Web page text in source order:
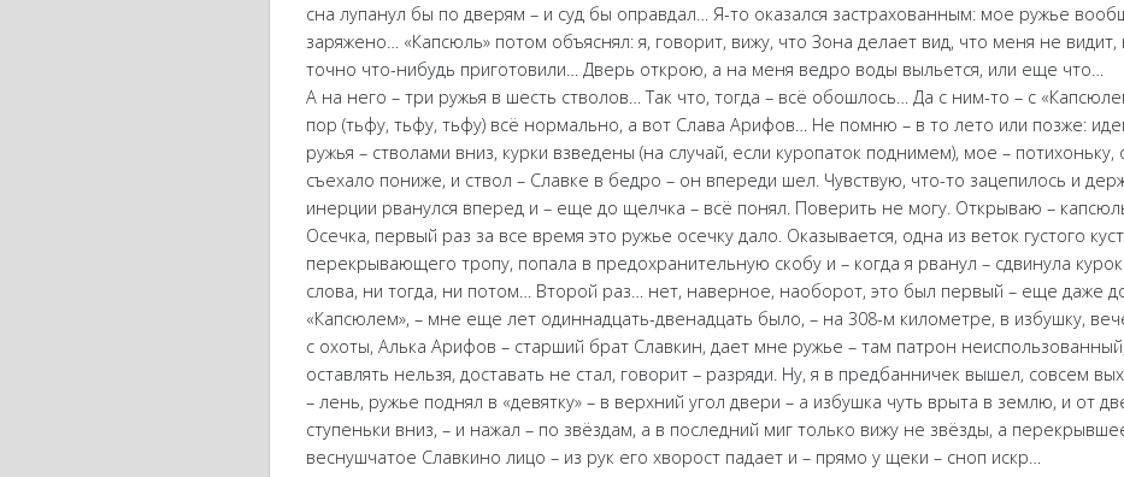
сна лупанул бы по дверям – и суд бы оправдал… Я-то оказался застрахованным: мое ружье
заряжено… «Капсюль» потом объяснял: я, говорит, вижу, что Зона делает вид, что меня не видит,
точно что-нибудь приготовили… Дверь открою, а на меня ведро воды выльется, или еще что…
А на него – три ружья в шесть стволов… Так что, тогда – всё обошлось… Да с ним-то – с
пор (тьфу, тьфу, тьфу) всё нормально, а вот Слава Арифов… Не помню – в то лето или позже:
ружья – стволами вниз, курки взведены (на случай, если куропаток поднимем), мое – потихоньку,
съехало пониже, и ствол – Славке в бедро – он впереди шел. Чувствую, что-то зацепилось и
инерции рванулся вперед и – еще до щелчка – всё понял. Поверить не могу. Открываю –
Осечка, первый раз за все время это ружье осечку дало. Оказывается, одна из веток густого
перекрывающего тропу, попала в предохранительную скобу и – когда я рванул – сдвинула
слова, ни тогда, ни потом… Второй раз… нет, наверное, наоборот, это был первый – еще даже
«Капсюлем», – мне еще лет одиннадцать-двенадцать было, – на 308-м километре, в избушку,
с охоты, Алька Арифов – старший брат Славкин, дает мне ружье – там патрон
оставлять нельзя, доставать не стал, говорит – разряди. Ну, я в предбанничек вышел, совсем
– лень, ружье поднял в «девятку» – в верхний угол двери – а избушка чуть врыта в землю, и от
ступеньки вниз, – и нажал – по звёздам, а в последний миг только вижу не звёзды, а
веснушчатое Славкино лицо – из рук его хворост падает и – прямо у щеки – сноп искр…